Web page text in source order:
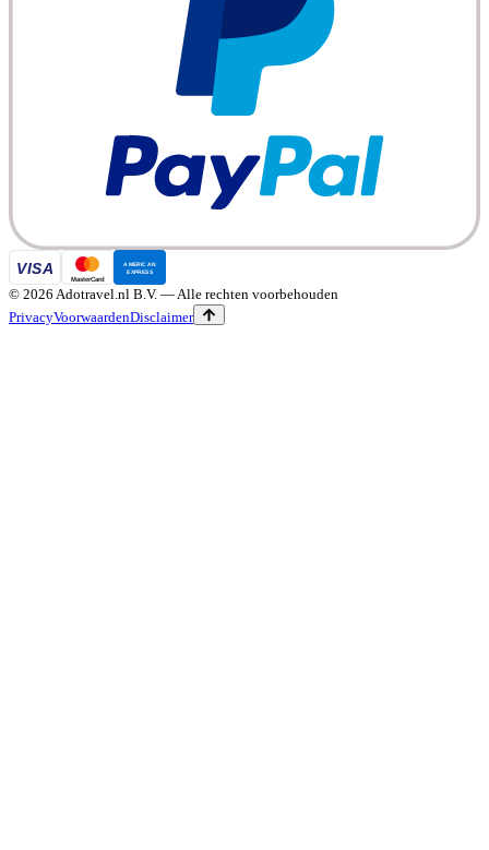
© 2026 Adotravel.nl B.V. — Alle rechten voorbehouden
PrivacyVoorwaardenDisclaimer